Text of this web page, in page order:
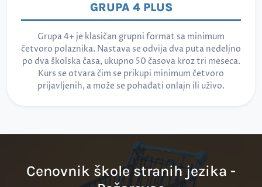
GRUPA 4 PLUS
Grupa 4+ je klasičan grupni format sa minimum
četvoro polaznika. Nastava se odvija dva puta nedeljno
po dva školska časa, ukupno 50 časova kroz tri meseca.
Kurs se otvara čim se prikupi minimum četvoro
prijavljenih, a može se pohađati onlajn ili uživo.
Cenovnik škole stranih jezika -